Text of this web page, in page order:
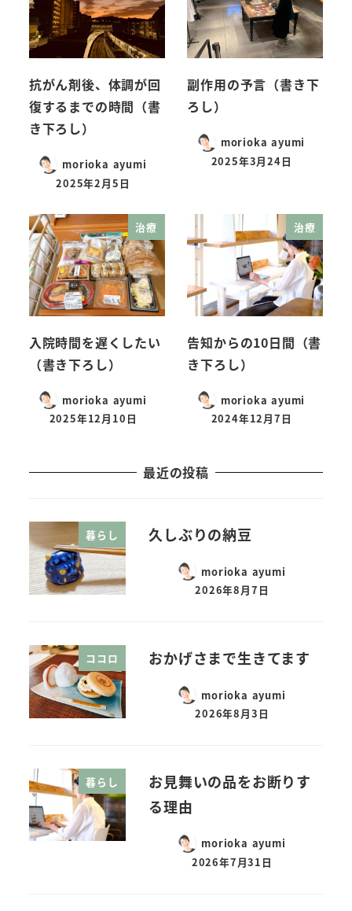
抗がん剤後、体調が回
復するまでの時間（書
き下ろし）
morioka ayumi
2025年2月5日
副作用の予言（書き下
ろし）
morioka ayumi
2025年3月24日
治療
入院時間を遅くしたい
（書き下ろし）
morioka ayumi
2025年12月10日
治療
告知からの10日間（書
き下ろし）
morioka ayumi
2024年12月7日
最近の投稿
暮らし 久しぶりの納豆
morioka ayumi
2026年8月7日
ココロ おかげさまで生きてます
morioka ayumi
2026年8月3日
暮らし
お見舞いの品をお断りす
る理由
morioka ayumi
2026年7月31日